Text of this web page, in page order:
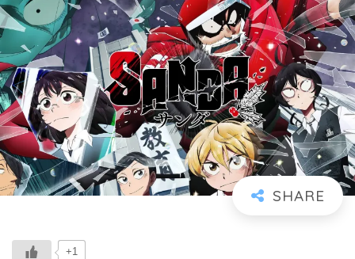
+1